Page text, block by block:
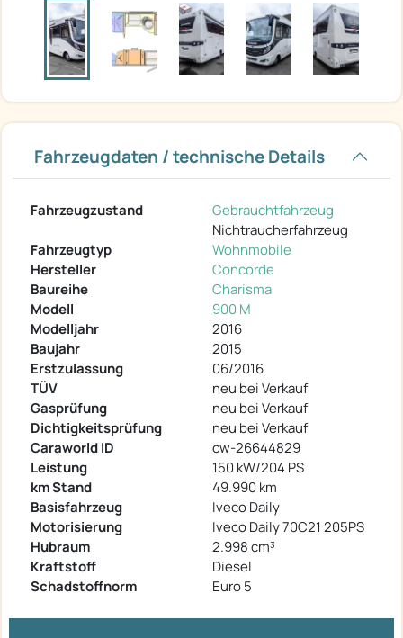
Fahrzeugdaten / technische Details
Fahrzeugzustand
Gebrauchtfahrzeug
Nichtraucherfahrzeug
Fahrzeugtyp
Wohnmobile
Hersteller
Concorde
Baureihe
Charisma
Modell
900 M
Modelljahr
2016
Baujahr
2015
Erstzulassung
06/2016
TÜV
neu bei Verkauf
Gasprüfung
neu bei Verkauf
Dichtigkeitsprüfung
neu bei Verkauf
Caraworld ID
cw-26644829
Leistung
150 kW/204 PS
km Stand
49.990 km
Basisfahrzeug
Iveco Daily
Motorisierung
Iveco Daily 70C21 205PS
Hubraum
2.998 cm³
Kraftstoff
Diesel
Schadstoffnorm
Euro 5